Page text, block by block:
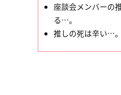
座談会メンバーの
る…。
推しの死は辛い…。